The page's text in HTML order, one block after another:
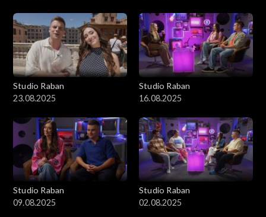
Studio Raban
23.08.2025
Studio Raban
16.08.2025
Studio Raban
09.08.2025
Studio Raban
02.08.2025